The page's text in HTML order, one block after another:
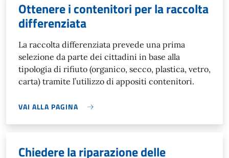
Ottenere i contenitori per la raccolta
differenziata
La raccolta differenziata prevede una prima
selezione da parte dei cittadini in base alla
tipologia di rifiuto (organico, secco, plastica, vetro,
carta) tramite l’utilizzo di appositi contenitori.
VAI ALLA PAGINA
Chiedere la riparazione delle